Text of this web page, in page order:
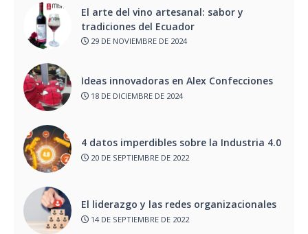
El arte del vino artesanal: sabor y
tradiciones del Ecuador
29 DE NOVIEMBRE DE 2024
Ideas innovadoras en Alex Confecciones
18 DE DICIEMBRE DE 2024
4 datos imperdibles sobre la Industria 4.0
20 DE SEPTIEMBRE DE 2022
El liderazgo y las redes organizacionales
14 DE SEPTIEMBRE DE 2022